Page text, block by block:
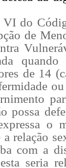
do
de
de 14
possa
o
relação
com a
seria